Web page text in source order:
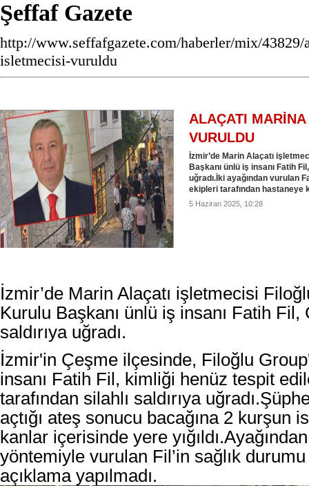
Şeffaf Gazete
http://www.seffafgazete.com/haberler/mix/43829/
isletmecisi-vuruldu
ALAÇATI
VURULDU
İzmir’de Marin Alaçatı
Başkanı ünlü iş insanı Fatih
uğradı.İki ayağından vurulan
ekipleri tarafından hastaneye
5 Haziran 2025, 10:28
İzmir’de Marin Alaçatı işletmecisi
Kurulu Başkanı ünlü iş insanı Fatih Fil,
saldırıya uğradı.
İzmir'in Çeşme ilçesinde, Filoğlu
insanı Fatih Fil, kimliği henüz tespit
tarafından silahlı saldırıya uğradı.
açtığı ateş sonucu bacağına 2 kurşun
kanlar içerisinde yere yığıldı.
yöntemiyle vurulan Fil’in sağlık durumu
açıklama yapılmadı.